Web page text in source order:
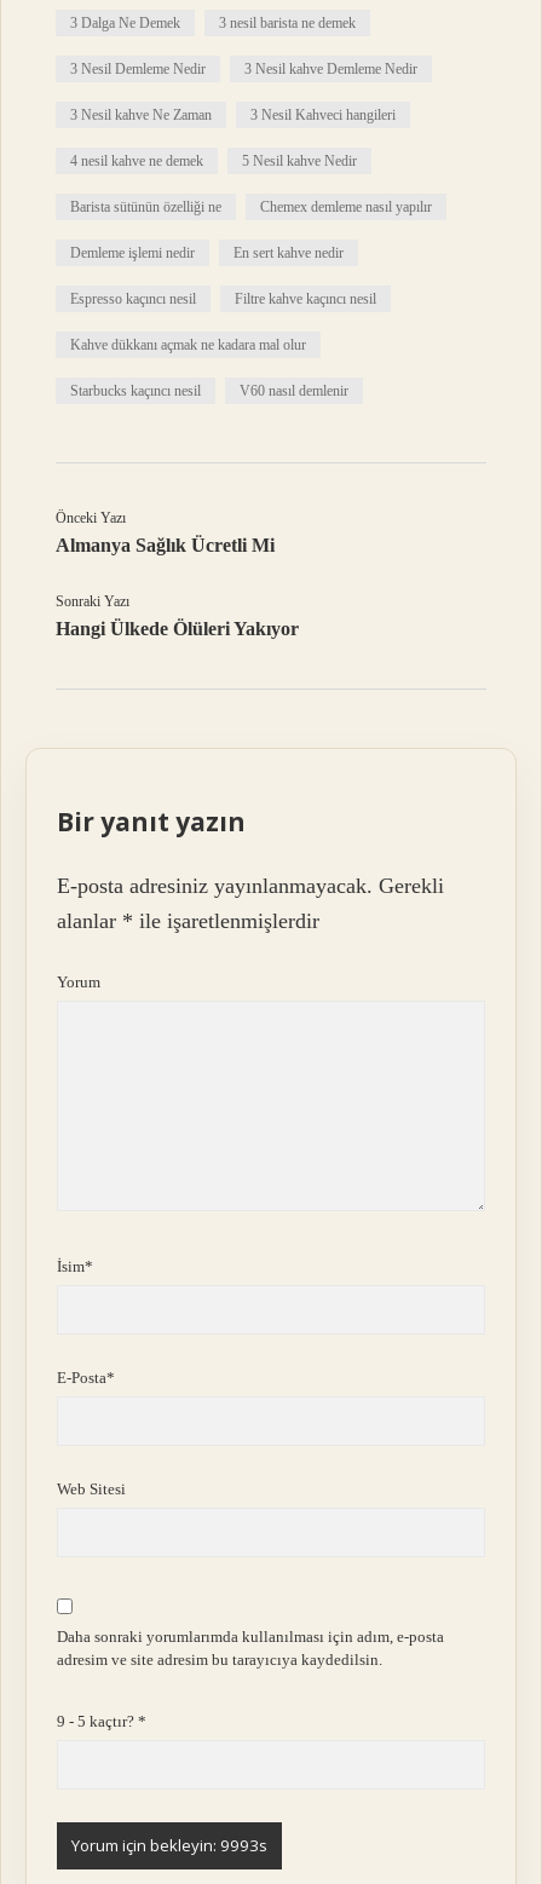
3 Dalga Ne Demek 3 nesil barista ne demek
3 Nesil Demleme Nedir 3 Nesil kahve Demleme Nedir
3 Nesil kahve Ne Zaman 3 Nesil Kahveci hangileri
4 nesil kahve ne demek 5 Nesil kahve Nedir
Barista sütünün özelliği ne Chemex demleme nasıl yapılır
Demleme işlemi nedir En sert kahve nedir
Espresso kaçıncı nesil Filtre kahve kaçıncı nesil
Kahve dükkanı açmak ne kadara mal olur
Starbucks kaçıncı nesil V60 nasıl demlenir
Önceki Yazı
Almanya Sağlık Ücretli Mi
Sonraki Yazı
Hangi Ülkede Ölüleri Yakıyor
Bir yanıt yazın
E-posta adresiniz yayınlanmayacak. Gerekli
alanlar * ile işaretlenmişlerdir
Yorum
İsim*
E-Posta*
Web Sitesi
Daha sonraki yorumlarımda kullanılması için adım, e-posta
adresim ve site adresim bu tarayıcıya kaydedilsin.
9 - 5 kaçtır?*